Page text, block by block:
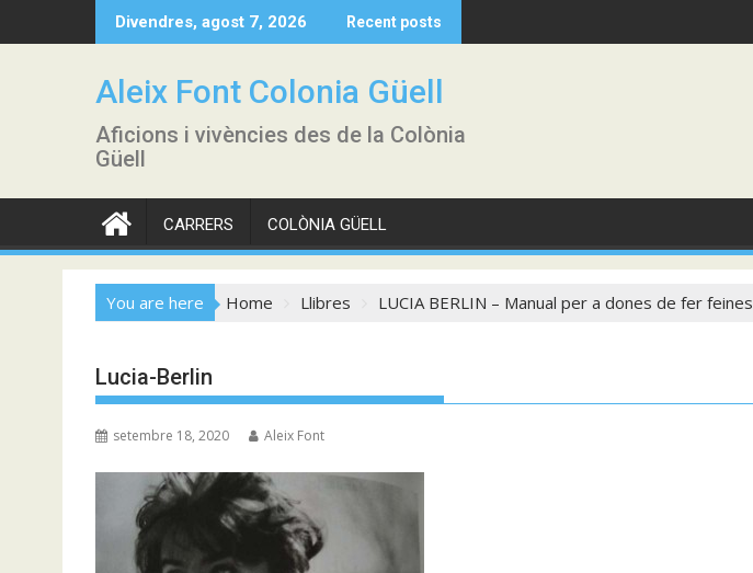
to
Divendres, agost 7, 2026 Recent posts
Aleix Font Colonia Güell
Aficions i vivències des de la Colònia
Güell
CARRERS COLÒNIA GÜELL
You are here Home Llibres LUCIA BERLIN – Manual per a dones de fer feines
Lucia-Berlin
setembre 18, 2020 Aleix Font